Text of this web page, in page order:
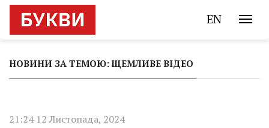
EN
НОВИНИ ЗА ТЕМОЮ: ЩЕМЛИВЕ ВІДЕО
21:24 12 Листопада, 2024